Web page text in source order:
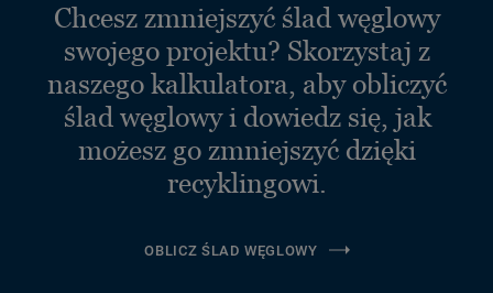
Chcesz zmniejszyć ślad węglowy
swojego projektu? Skorzystaj z
naszego kalkulatora, aby obliczyć
ślad węglowy i dowiedz się, jak
możesz go zmniejszyć dzięki
recyklingowi.
OBLICZ ŚLAD WĘGLOWY